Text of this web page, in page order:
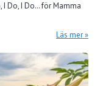
I Do, I Do… för Mamma
Läs mer